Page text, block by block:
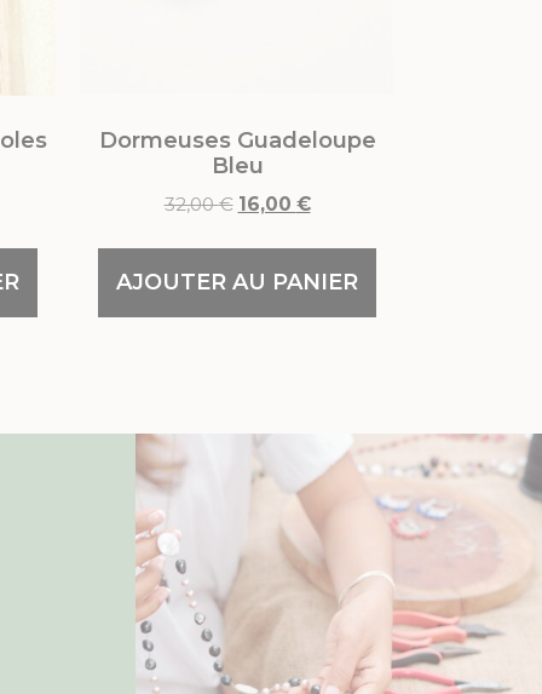
Dormeuses Guadeloupe
Bleu
32,00€ 16,00 €
AJOUTER AU PANIER